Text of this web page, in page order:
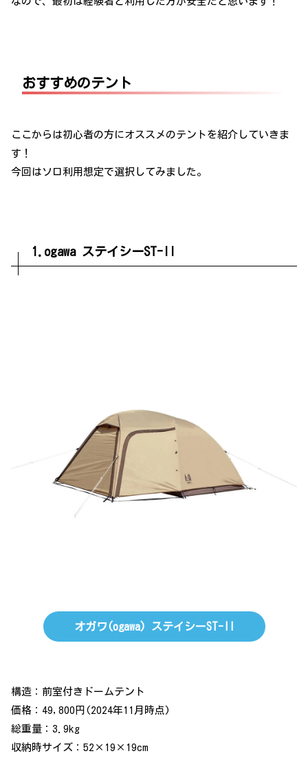
おすすめのテント
ここからは初心者の方にオススメのテントを紹介していきま
す！
今回はソロ利用想定で選択してみました。
1.ogawa ステイシーST-II
オガワ(ogawa) ステイシーST-II
構造：前室付きドームテント
価格：49,800円(2024年11月時点)
総重量：3.9kg
収納時サイズ：52×19×19cm